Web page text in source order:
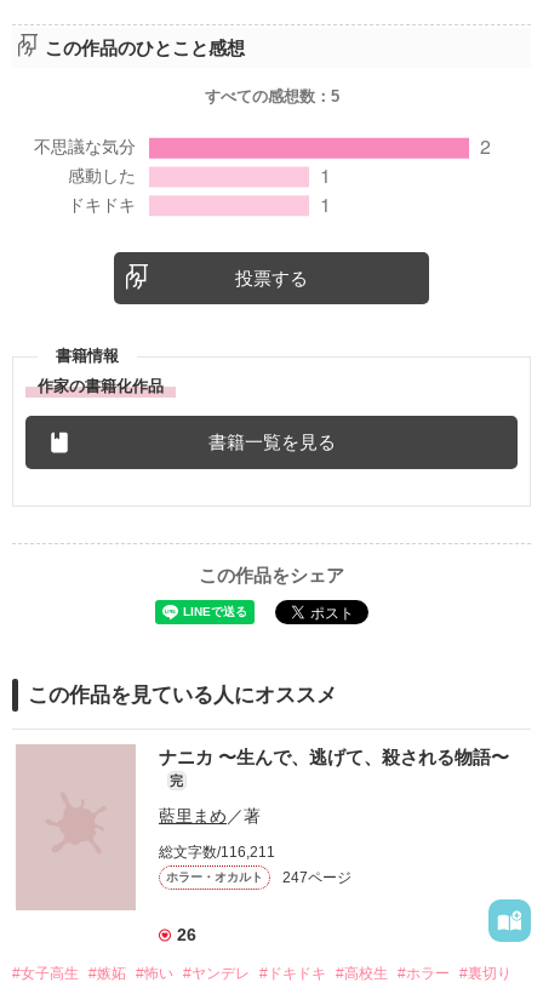
この作品のひとこと感想
すべての感想数： 5
投票する
書籍情報
作家の書籍化作品
書籍一覧を見る
この作品をシェア
この作品を見ている人にオススメ
ナニカ 〜生んで、逃げて、殺される物語〜
完
藍里まめ／著
総文字数/116,211
ホラー・オカルト 247ページ
26
#女子高生 #嫉妬 #怖い #ヤンデレ #ドキドキ #高校生 #ホラー
#裏切り